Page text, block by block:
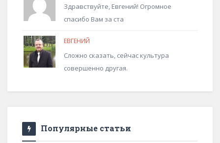
Здравствуйте, Евгений! Огромное
спасибо Вам за ста
ЕВГЕНИЙ
Сложно сказать, сейчас культура
совершенно другая.
Популярные статьи